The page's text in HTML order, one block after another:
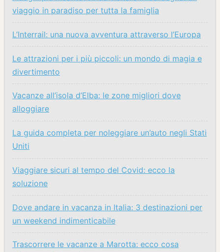
viaggio in paradiso per tutta la famiglia
L’Interrail: una nuova avventura attraverso l’Europa
Le attrazioni per i più piccoli: un mondo di magia e
divertimento
Vacanze all’isola d’Elba: le zone migliori dove
alloggiare
La guida completa per noleggiare un’auto negli Stati
Uniti
Viaggiare sicuri al tempo del Covid: ecco la
soluzione
Dove andare in vacanza in Italia: 3 destinazioni per
un weekend indimenticabile
Trascorrere le vacanze a Marotta: ecco cosa